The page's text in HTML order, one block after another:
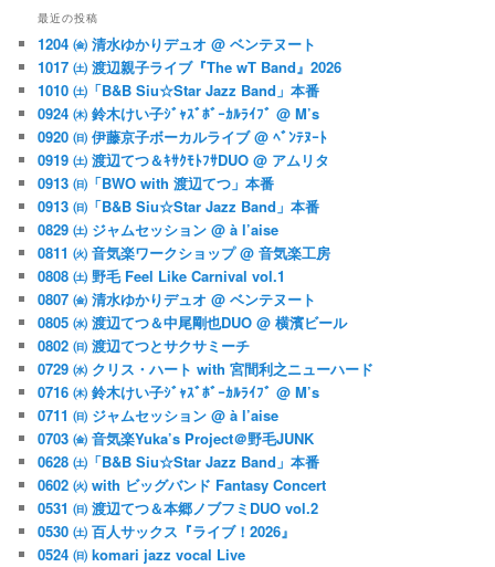
最近の投稿
1204 ㈮ 清水ゆかりデュオ @ ベンテヌート
1017 ㈯ 渡辺親子ライブ『The wT Band』2026
1010 ㈯「B&B Siu☆Star Jazz Band」本番
0924 ㈭ 鈴木けい子ｼﾞｬｽﾞﾎﾞｰｶﾙﾗｲﾌﾞ @ M’s
0920 ㈰ 伊藤京子ボーカルライブ @ ﾍﾞﾝﾃﾇｰﾄ
0919 ㈯ 渡辺てつ＆ｷｻｸﾓﾄﾌｻDUO @ アムリタ
0913 ㈰「BWO with 渡辺てつ」本番
0913 ㈰「B&B Siu☆Star Jazz Band」本番
0829 ㈯ ジャムセッション @ à l’aise
0811 ㈫ 音気楽ワークショップ @ 音気楽工房
0808 ㈯ 野毛 Feel Like Carnival vol.1
0807 ㈮ 清水ゆかりデュオ @ ベンテヌート
0805 ㈬ 渡辺てつ＆中尾剛也DUO @ 横濱ビール
0802 ㈰ 渡辺てつとサクサミーチ
0729 ㈬ クリス・ハート with 宮間利之ニューハード
0716 ㈭ 鈴木けい子ｼﾞｬｽﾞﾎﾞｰｶﾙﾗｲﾌﾞ @ M’s
0711 ㈰ ジャムセッション @ à l’aise
0703 ㈮ 音気楽Yuka’s Project＠野毛JUNK
0628 ㈯「B&B Siu☆Star Jazz Band」本番
0602 ㈫ with ビッグバンド Fantasy Concert
0531 ㈰ 渡辺てつ＆本郷ノブフミDUO vol.2
0530 ㈯ 百人サックス『ライブ！2026』
0524 ㈰ komari jazz vocal Live